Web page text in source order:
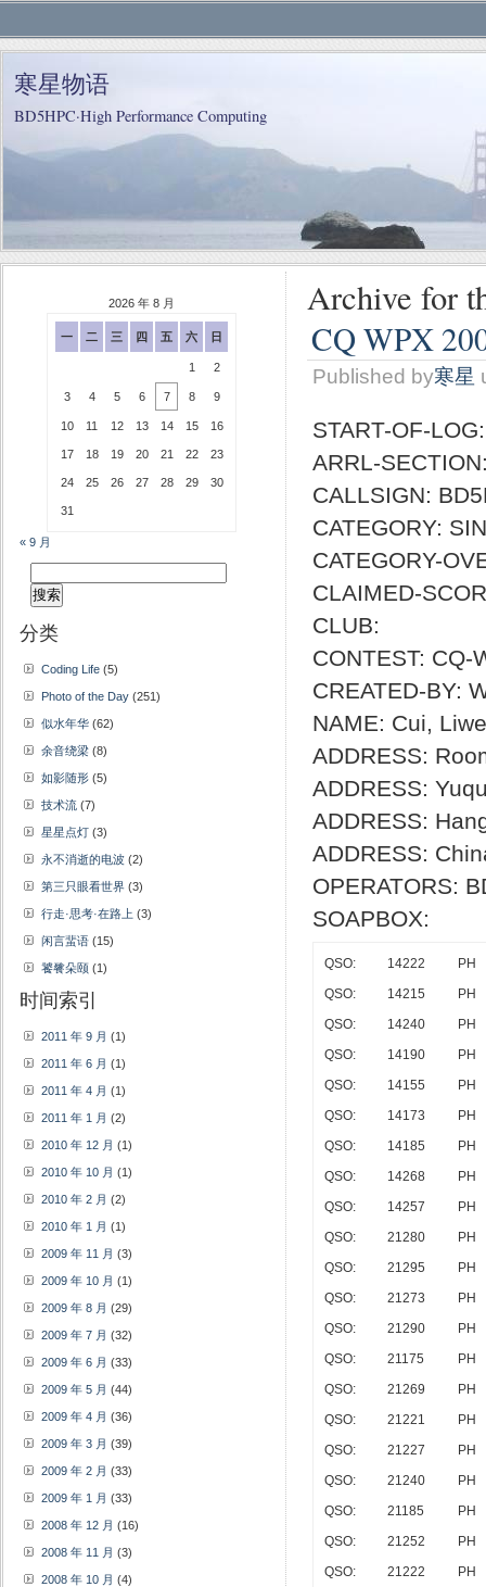
寒星物语
BD5HPC·High Performance Computing
Archive for
CQ WPX
Published by寒星
START-OF-
ARRL-
CALLSIGN:
CATEGORY:
CATEGORY-
CLAIMED-
CLUB:
CONTEST: CQ-
CREATED-BY:
NAME: Cui,
ADDRESS:
ADDRESS:
ADDRESS:
ADDRESS:
OPERATORS:
SOAPBOX:
QSO: 14222
PH
QSO:
14215
PH
QSO:
14240
PH
QSO:
14190
PH
QSO:
14155
PH
QSO:
14173
PH
QSO:
14185
PH
QSO:
14268
PH
QSO:
14257
PH
QSO:
21280
PH
QSO:
21295
PH
QSO:
21273
PH
QSO:
21290
PH
QSO:
21175
PH
QSO:
21269
PH
QSO:
21221
PH
QSO:
21227
PH
QSO:
21240
PH
QSO:
21185
PH
QSO:
21252
PH
QSO:
21222 PH
2026 年 8 月
一 二 三 四 五 六 日
1 2
3 4 5 6 7 8 9
10 11 12 13 14 15 16
17 18 19 20 21 22 23
24 25 26 27 28 29 30
31
« 9 月
索：
分类
Coding Life (5)
Photo of the Day (251)
似水年华 (62)
余音绕梁 (8)
如影随形 (5)
技术流 (7)
星星点灯 (3)
永不消逝的电波 (2)
第三只眼看世界 (3)
行走·思考·在路上 (3)
闲言蜚语 (15)
饕餮朵颐 (1)
时间索引
2011 年 9 月 (1)
2011 年 6 月 (1)
2011 年 4 月 (1)
2011 年 1 月 (2)
2010 年 12 月 (1)
2010 年 10 月 (1)
2010 年 2 月 (2)
2010 年 1 月 (1)
2009 年 11 月 (3)
2009 年 10 月 (1)
2009 年 8 月 (29)
2009 年 7 月 (32)
2009 年 6 月 (33)
2009 年 5 月 (44)
2009 年 4 月 (36)
2009 年 3 月 (39)
2009 年 2 月 (33)
2009 年 1 月 (33)
2008 年 12 月 (16)
2008 年 11 月 (3)
2008 年 10 月 (4)